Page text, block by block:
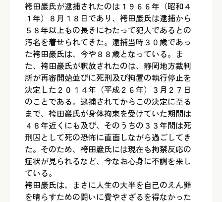
袴田巖氏が逮捕されたのは１９６６年（昭和４
１年）８月１８日であり、袴田巖氏は逮捕から
５８年以上もの長きにわたって犯人であるとの
汚名を着せられてきた。逮捕当時３０歳であっ
た袴田巖氏は、今や８８歳となっている。ま
た、袴田巖氏が釈放されたのは、静岡地方裁判
所が再審開始並びに死刑及び拘置の執行停止を
決定した２０１４年（平成２６年）３月２７日
のことである。逮捕されてからこの決定に至る
まで、袴田巖氏が身体拘束を受けていた期間は
４８年近くにも及び、そのうちの３３年間は死
刑囚として死の恐怖に直面しながら過ごしてき
た。そのため、袴田巖氏には現在も拘禁反応の
症状が見られるなど、今なお心身に不調を来し
ている。
袴田巖氏は、まさに人生の大半を自己のえん罪
を晴らすための闘いに費やさざるを得なかった